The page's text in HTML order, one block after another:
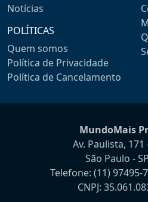
Notícias
POLÍTICAS
Quem somos
Política de Privacidade
Política de Cancelamento
MundoMais
Av. Paulista,
São Paulo -
Telefone: (11) 97495-
CNPJ: